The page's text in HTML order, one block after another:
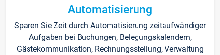
Automatisierung
Sparen Sie Zeit durch Automatisierung zeitaufwändiger
Aufgaben bei Buchungen, Belegungskalendern,
Gästekommunikation, Rechnungsstellung, Verwaltung